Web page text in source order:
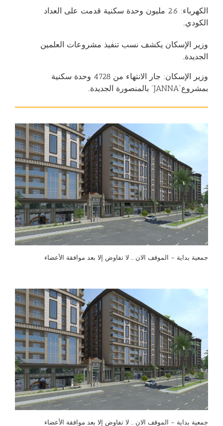
الكهرباء: 2.6 مليون وحدة سكنية قدمت على العداد
الكودي..
وزير الإسكان يكشف نسب تنفيذ مشروعات العلمين
الجديدة..
وزير الإسكان: جار الانتهاء من 4728 وحدة سكنية
بمشروع”JANNA” بالمنصورة الجديدة..
جمعية بداية – الموقف الان … لا تفاوض إلا بعد موافقة الأعضاء
جمعية بداية – الموقف الان … لا تفاوض إلا بعد موافقة الأعضاء